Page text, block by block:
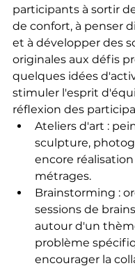
participants à sortir
de confort, à penser
et à développer des
originales aux défis
quelques idées
stimuler l'esprit
réflexion des
Ateliers d'art :
sculpture,
encore
métrages.
Brainstorming :
sessions de
autour d'un
problème
encourager la